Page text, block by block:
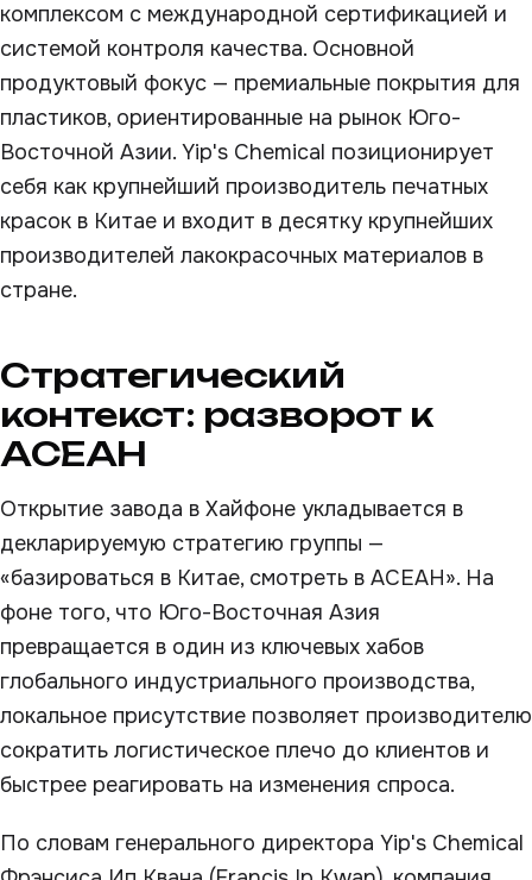
комплексом с международной сертификацией и
системой контроля качества. Основной
продуктовый фокус — премиальные покрытия для
пластиков, ориентированные на рынок Юго-
Восточной Азии. Yip's Chemical позиционирует
себя как крупнейший производитель печатных
красок в Китае и входит в десятку крупнейших
производителей лакокрасочных материалов в
стране.
Стратегический
контекст: разворот к
АСЕАН
Открытие завода в Хайфоне укладывается в
декларируемую стратегию группы —
«базироваться в Китае, смотреть в АСЕАН». На
фоне того, что Юго-Восточная Азия
превращается в один из ключевых хабов
глобального индустриального производства,
локальное присутствие позволяет производителю
сократить логистическое плечо до клиентов и
быстрее реагировать на изменения спроса.
По словам генерального директора Yip's Chemical